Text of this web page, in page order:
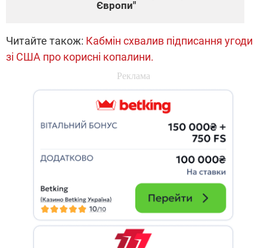
Європи"
Читайте також: Кабмін схвалив підписання угоди
зі США про корисні копалини.